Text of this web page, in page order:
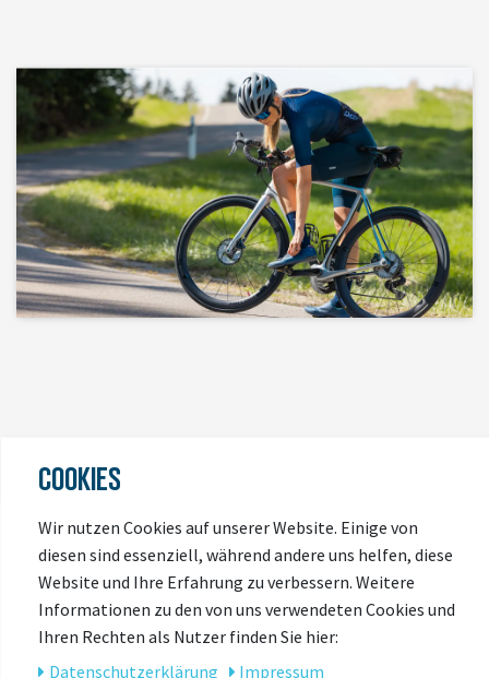
COOKIES
Wir nutzen Cookies auf unserer Website. Einige von
diesen sind essenziell, während andere uns helfen, diese
Website und Ihre Erfahrung zu verbessern. Weitere
Informationen zu den von uns verwendeten Cookies und
Ihren Rechten als Nutzer finden Sie hier:
Daten­schutz­erklärung
Impressum